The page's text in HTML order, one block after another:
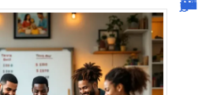
JetPunk : Quiz et jeux de culture générale